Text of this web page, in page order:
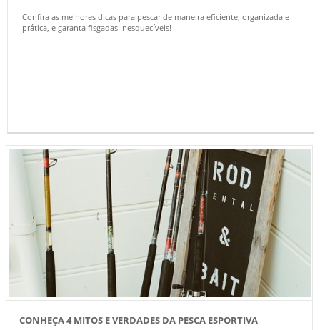
Confira as melhores dicas para pescar de maneira eficiente, organizada e
prática, e garanta fisgadas inesquecíveis!
CONHEÇA 4 MITOS E VERDADES DA PESCA ESPORTIVA